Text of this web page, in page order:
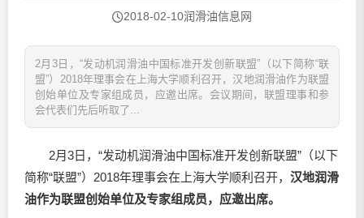
2018-02-10润滑油信息网
2月3日，“发动机润滑油中国标准开发创新联盟”（以下简称“联
盟”）2018年理事会在上海大学顺利召开，汉地润滑油作为联盟
创始单位及专家组成员，应邀出席。会议期间，联盟理事和参
会代表们先后听取了...
2月3日，“发动机润滑油中国标准开发创新联盟”（以下
简称“联盟”）2018年理事会在上海大学顺利召开， 汉地润滑
油作为联盟创始单位及专家组成员，应邀出席。